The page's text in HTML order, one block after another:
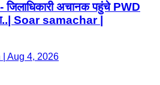
अचानक पहुंचे PWD
Soar samachar |
Aug 4, 2026